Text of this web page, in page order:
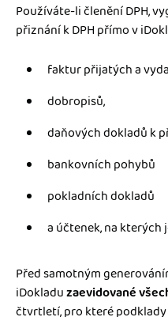
Používáte-li členění DPH,
přiznání k DPH přímo v
faktur přijatých a
dobropisů,
daňových dokladů k
bankovních pohybů
pokladních dokladů
a účtenek, na kterých
Před samotným
iDokladuzaevidované
čtvrtletí, pro které